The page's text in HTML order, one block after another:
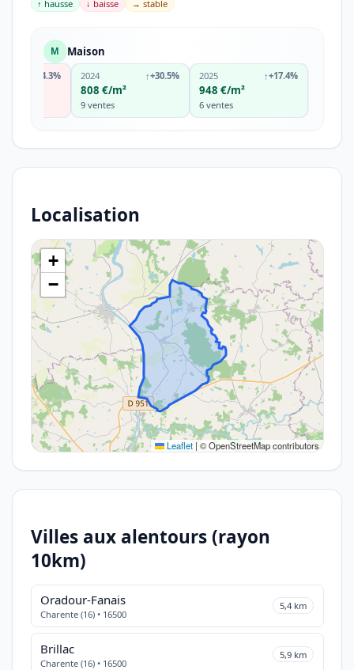
↑ hausse ↓ baisse → stable
M Maison
-4.3% 2024 ↑+30.5%
808 €/m²
9 ventes
2025 ↑+17.4%
948 €/m²
6 ventes
Localisation
+
−
Leaflet | © OpenStreetMap contributors
Villes aux alentours (rayon
10km)
Oradour-Fanais
Charente (16) • 16500
5,4 km
Brillac
Charente (16) • 16500
5,9 km